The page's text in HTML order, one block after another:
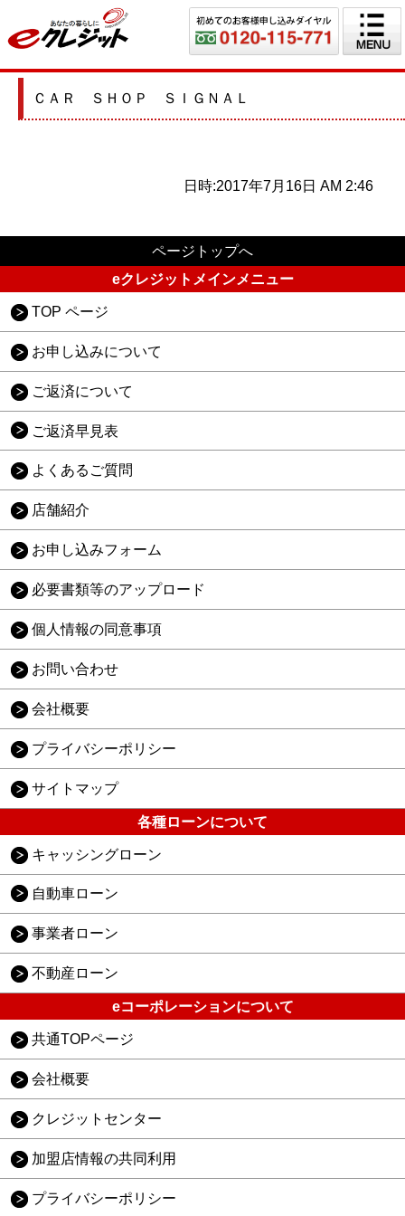
ＣＡＲ ＳＨＯＰ ＳＩＧＮＡＬ
日時:2017年7月16日 AM 2:46
ページトップへ
eクレジットメインメニュー
TOP ページ
お申し込みについて
ご返済について
ご返済早見表
よくあるご質問
店舗紹介
お申し込みフォーム
必要書類等のアップロード
個人情報の同意事項
お問い合わせ
会社概要
プライバシーポリシー
サイトマップ
各種ローンについて
キャッシングローン
自動車ローン
事業者ローン
不動産ローン
eコーポレーションについて
共通TOPページ
会社概要
クレジットセンター
加盟店情報の共同利用
プライバシーポリシー